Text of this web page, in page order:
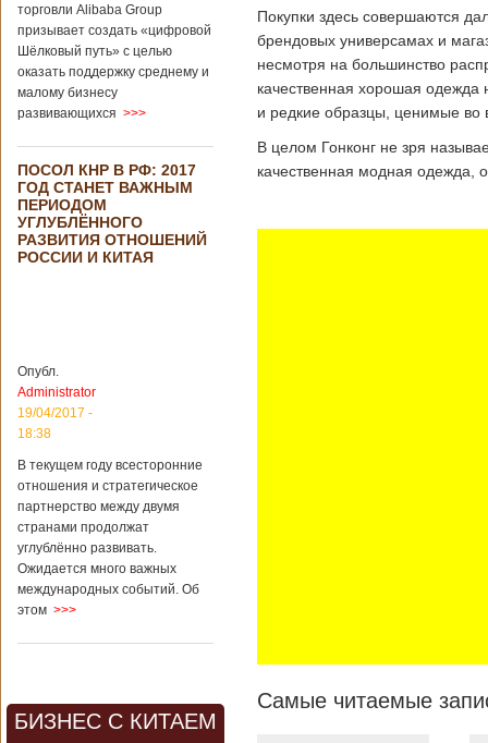
евро. Как
свидетельствуют
опубликованные
году размер
импорта из Китая
Подробнее...
21/02/2019 - 22:30
Китай и Россия
собираются
разрабатывать
тяжелый
вертолет
планируется
подписание
контракта на
разработку
вертолета. Такое
заявление сделала
региональной
политике и
международному
сотрудничеству
государственной
корпорации
Кладов
аэрокосмической
выставки Aero
торговли Alibaba Group
призывает создать «цифровой
Шёлковый путь» с целью
оказать поддержку среднему и
малому бизнесу
развивающихся >>>
ПОСОЛ КНР В РФ: 2017
ГОД СТАНЕТ ВАЖНЫМ
ПЕРИОДОМ
УГЛУБЛЁННОГО
РАЗВИТИЯ ОТНОШЕНИЙ
РОССИИ И КИТАЯ
Опубл.
Administrator
19/04/2017 -
18:38
В текущем году всесторонние
отношения и стратегическое
партнерство между двумя
странами продолжат
углублённо развивать.
Ожидается много важных
международных событий. Об
этом >>>
БИЗНЕС С КИТАЕМ
Покупки здесь совершаются
брендовых универсамах и
несмотря на большинство
качественная хорошая одежда
и редкие образцы, ценимые во
В целом Гонконг не зря
качественная модная одежда,
Самые читаемые